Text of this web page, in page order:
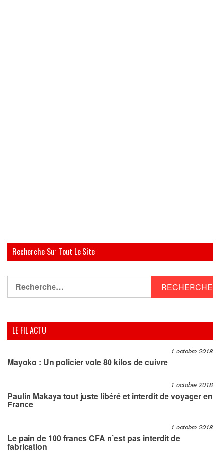
Recherche Sur Tout Le Site
LE FIL ACTU
1 octobre 2018
Mayoko : Un policier vole 80 kilos de cuivre
1 octobre 2018
Paulin Makaya tout juste libéré et interdit de voyager en
France
1 octobre 2018
Le pain de 100 francs CFA n’est pas interdit de
fabrication